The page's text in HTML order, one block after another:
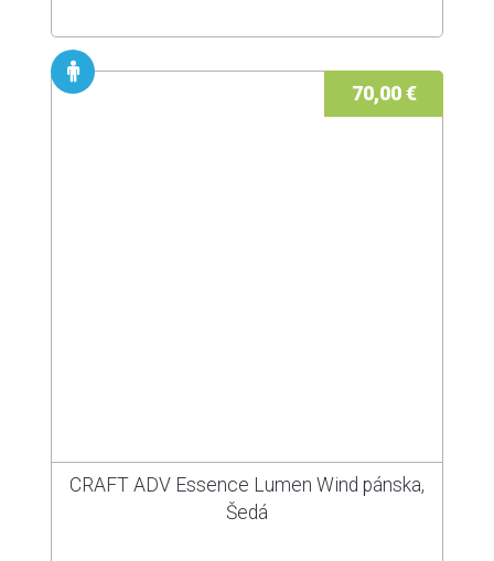
70,00 €
CRAFT ADV Essence Lumen Wind pánska,
Šedá